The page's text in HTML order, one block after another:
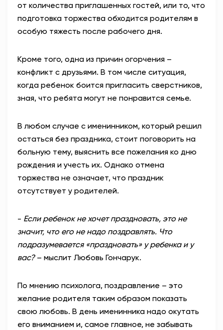
от количества приглашенных гостей, или то, что
подготовка торжества обходится родителям в
особую тяжесть после рабочего дня.
Кроме того, одна из причин огорчения –
конфликт с друзьями. В том числе ситуация,
когда ребенок боится пригласить сверстников,
зная, что ребята могут не понравится семье.
В любом случае с именинником, который решил
остаться без праздника, стоит поговорить на
больную тему, выяснить все пожелания ко дню
рождения и учесть их. Однако отмена
торжества не означает, что праздник
отсутствует у родителей.
- Если ребенок не хочет праздновать, это не
значит, что его не надо поздравлять. Что
подразумевается «праздновать» у ребенка и у
вас?– мыслит Любовь Гончарук.
По мнению психолога, поздравление – это
желание родителя таким образом показать
свою любовь. В день именинника надо окутать
его вниманием и, самое главное, не забывать